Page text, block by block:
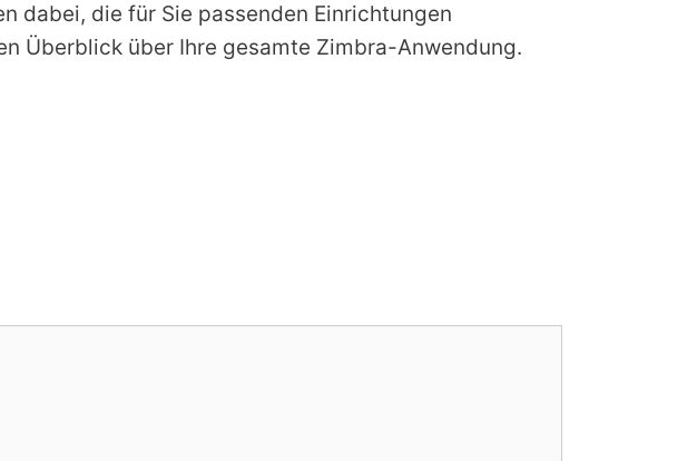
dabei, die für Sie passenden Einrichtungen
Überblick über Ihre gesamte Zimbra-Anwendung.